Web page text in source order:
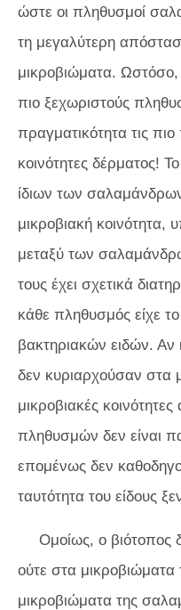
ώστε οι πληθυσμοί
τη μεγαλύτερη
μικροβιώματα.
πιο ξεχωριστούς
πραγματικότητα τις
κοινότητες δέρματος!
ίδιων των
μικροβιακή κοινότητα,
μεταξύ των
τους έχει σχετικά
κάθε πληθυσμός είχε
βακτηριακών ειδών. Αν
δεν κυριαρχούσαν στα
μικροβιακές
πληθυσμών δεν είναι
επομένως δεν
ταυτότητα του είδους
Ομοίως, ο βιότοπος
ούτε στα
μικροβιώματα της